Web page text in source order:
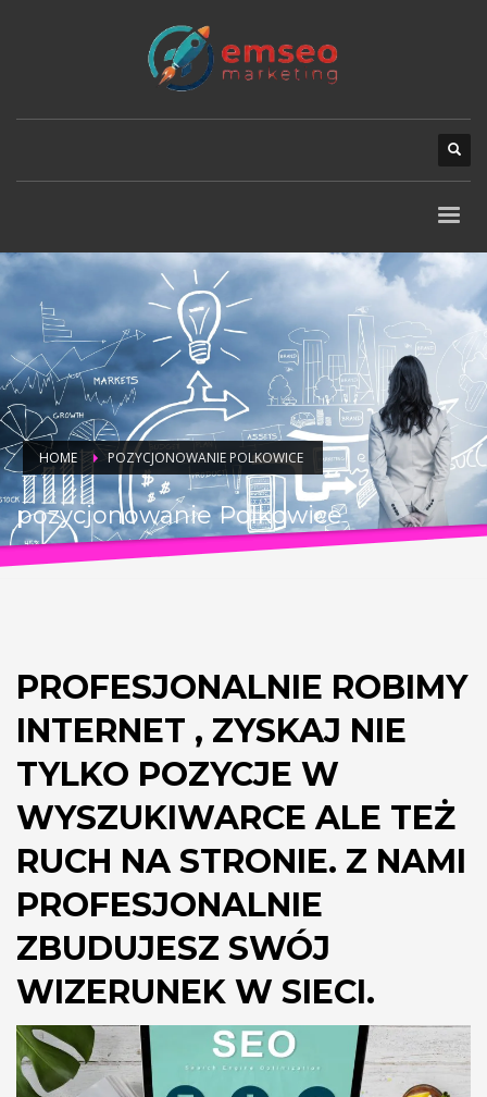
HOME POZYCJONOWANIE POLKOWICE
pozycjonowanie Polkowice
PROFESJONALNIE ROBIMY
INTERNET , ZYSKAJ NIE
TYLKO POZYCJE W
WYSZUKIWARCE ALE TEŻ
RUCH NA STRONIE. Z NAMI
PROFESJONALNIE
ZBUDUJESZ SWÓJ
WIZERUNEK W SIECI.